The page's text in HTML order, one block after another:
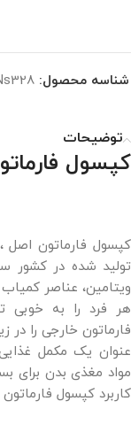
شناسه محصول:
توضیحات
کپسول
کپسول فارماتون
ویتامین، عناصر
هر فرد را به خوبی
فارماتون خارجی را
عنوان یک مکمل
مواد مغذی بدن برای
کاربرد کپسول